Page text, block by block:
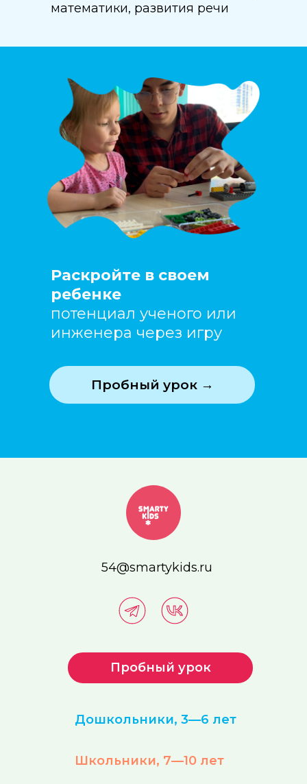
математики, развития речи
Раскройте в своем
ребенке
потенциал ученого или
инженера через игру
Пробный урок →
Дошкольники, 3—6 лет
Школьники, 7—10 лет
54@smartykids.ru
Пробный урок